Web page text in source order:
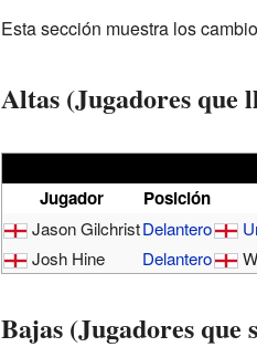
Esta sección muestra los
Altas (Jugadores que
Jugador
Posición
Jason GilchristDelantero
Josh Hine
Delantero
Bajas (Jugadores que